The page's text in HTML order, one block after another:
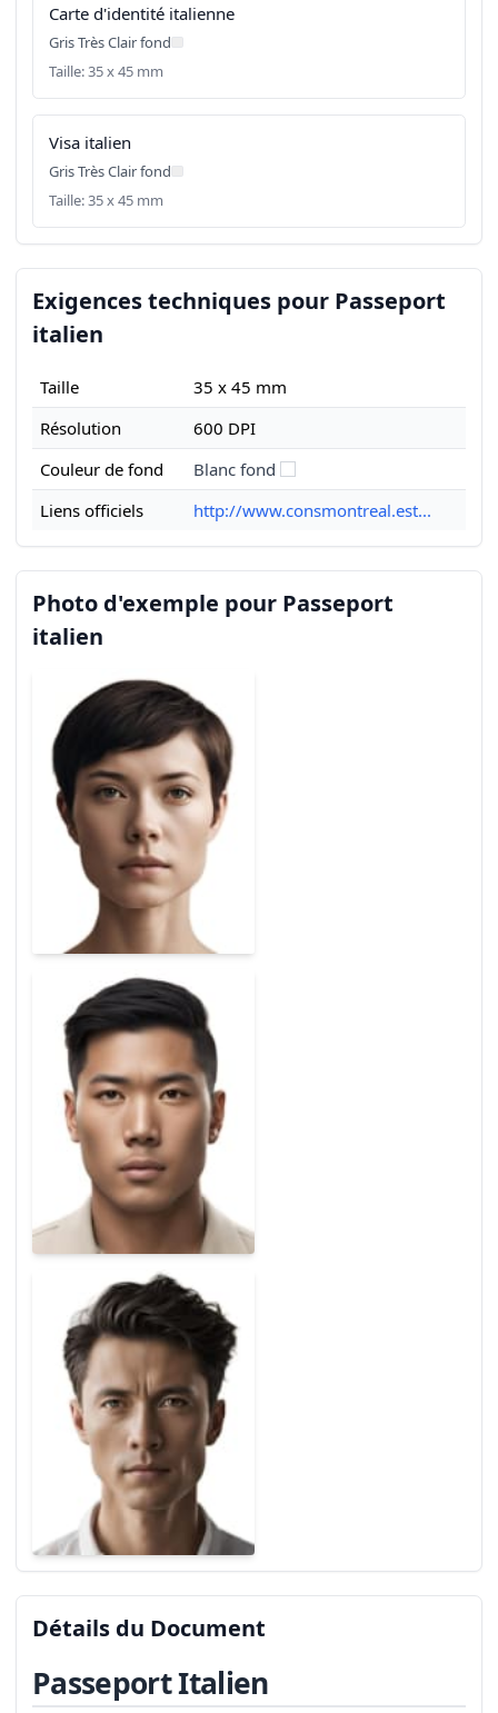
Carte d'identité italienne
Gris Très Clair fond
Taille: 35 x 45 mm
Visa italien
Gris Très Clair fond
Taille: 35 x 45 mm
Exigences techniques pour Passeport
italien
Taille
35 x 45 mm
Résolution
600 DPI
Couleur de fond
Blanc fond
Liens officiels
http://www.consmontreal.est...
Photo d'exemple pour Passeport
italien
Détails du Document
Passeport Italien